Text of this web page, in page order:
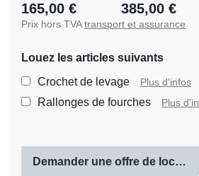
165,00 € 385,00 €
Prix hors TVAtransport et assurance
Louez les articles suivants
Crochet de levage Plus d'infos
Rallonges de fourches Plus
Demander une offre de location